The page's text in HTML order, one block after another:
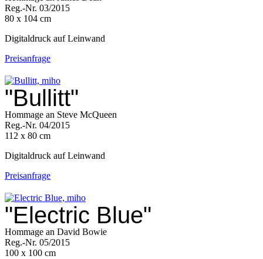
Reg.-Nr. 03/2015
80 x 104 cm
Digitaldruck auf Leinwand
Preisanfrage
"Bullitt"
Hommage an Steve McQueen
Reg.-Nr. 04/2015
112 x 80 cm
Digitaldruck auf Leinwand
Preisanfrage
"Electric Blue"
Hommage an David Bowie
Reg.-Nr. 05/2015
100 x 100 cm